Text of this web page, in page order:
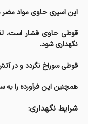
این اسپری حاوی مواد مضر
نگهداری شود.
قوطی سوراخ نگردد و در
همچنین این فرآورده را
شرایط نگهداری: